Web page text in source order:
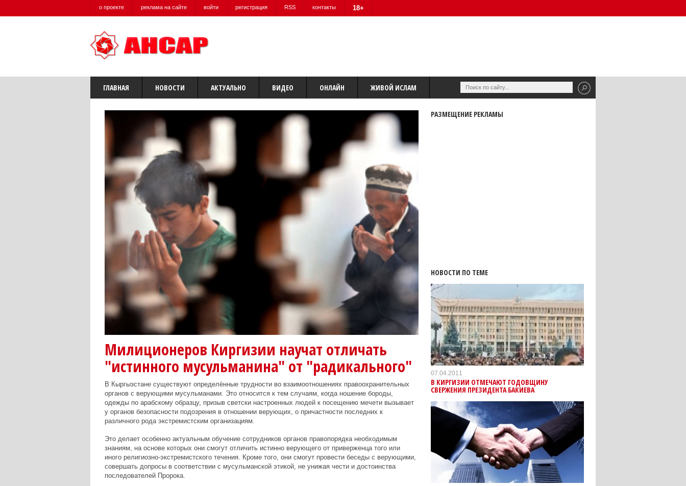
о проекте реклама на сайте войти регистрация RSS контакты 18+
ГЛАВНАЯ НОВОСТИ АКТУАЛЬНО ВИДЕО ОНЛАЙН ЖИВОЙ ИСЛАМ
Милиционеров Киргизии научат отличать
"истинного мусульманина" от "радикального"
В Кыргызстане существуют определённые трудности во взаимоотношениях правоохранительных
органов с верующими мусульманами. Это относится к тем случаям, когда ношение бороды,
одежды по арабскому образцу, призыв светски настроенных людей к посещению мечети вызывает
у органов безопасности подозрения в отношении верующих, о причастности последних к
различного рода экстремистским организациям.
Это делает особенно актуальным обучение сотрудников органов правопорядка необходимым
знаниям, на основе которых они смогут отличить истинно верующего от приверженца того или
иного религиозно-экстремистского течения. Кроме того, они смогут провести беседы с верующими,
совершать допросы в соответствии с мусульманской этикой, не унижая чести и достоинства
последователей Пророка.
РАЗМЕЩЕНИЕ РЕКЛАМЫ
НОВОСТИ ПО ТЕМЕ
07.04.2011
В КИРГИЗИИ ОТМЕЧАЮТ ГОДОВЩИНУ
СВЕРЖЕНИЯ ПРЕЗИДЕНТА БАКИЕВА